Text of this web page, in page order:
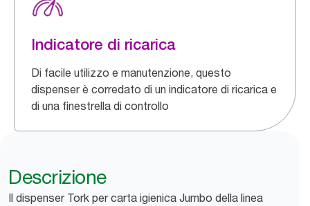
Indicatore di ricarica
Di facile utilizzo e manutenzione, questo
dispenser è corredato di un indicatore di ricarica e
di una finestrella di controllo
Descrizione
Il dispenser Tork per carta igienica Jumbo della linea